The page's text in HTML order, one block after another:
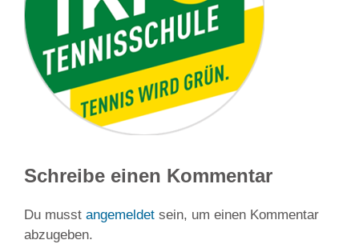
Schreibe einen Kommentar
Du musst angemeldet sein, um einen Kommentar
abzugeben.